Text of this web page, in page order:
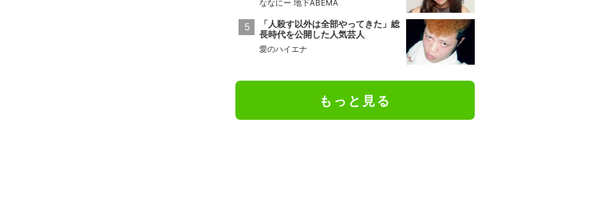
ななにー 地下ABEMA
「人殺す以外は全部やってきた」総
長時代を公開した人気芸人
愛のハイエナ
もっと見る